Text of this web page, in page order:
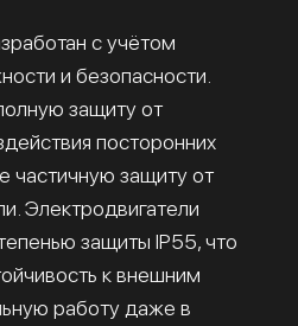
с учётом
и безопасности.
защиту от
посторонних
частичную защиту от
Электродвигатели
защиты IP55, что
к внешним
работу даже в